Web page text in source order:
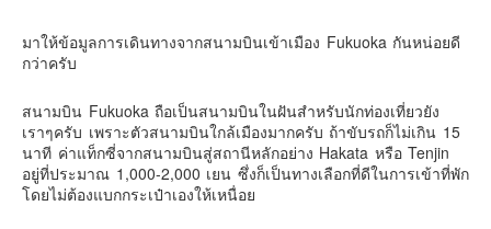
นิวซีแลนด์
ร้านอร่อย
บทความครอบครัว
Beauty Review
มาให้ข้อมูลการเดินทางจากสนามบินเข้าเมือง Fukuoka กันหน่อยดี
กว่าครับ
สนามบิน Fukuoka ถือเป็นสนามบินในฝันสำหรับนักท่องเที่ยวยัง
เราๆครับ เพราะตัวสนามบินใกล้เมืองมากครับ ถ้าขับรถก็ไม่เกิน 15
นาที ค่าแท็กซี่จากสนามบินสู่สถานีหลักอย่าง Hakata หรือ Tenjin
อยู่ที่ประมาณ 1,000-2,000 เยน ซึ่งก็เป็นทางเลือกที่ดีในการเข้าที่พัก
โดยไม่ต้องแบกกระเป๋าเองให้เหนื่อย